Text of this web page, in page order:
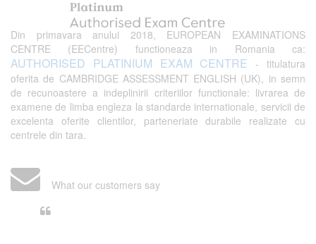
Din primavara anului 2018, EUROPEAN EXAMINATIONS
CENTRE (EECentre) functioneaza in Romania ca:
AUTHORISED PLATINIUM EXAM CENTRE - titulatura
oferita de CAMBRIDGE ASSESSMENT ENGLISH (UK), in semn
de recunoastere a indeplinirii criteriilor functionale: livrarea de
examene de limba engleza la standarde internationale, servicii de
excelenta oferite clientilor, parteneriate durabile realizate cu
centrele din tara.
What our customers say